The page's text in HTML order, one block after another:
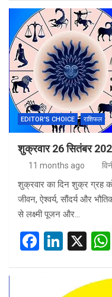
ce
b
o
o
k
ke
dI
n
EDITOR'S CHOICE राशिफल
शुक्रवार 26 सितंबर
11 months ago
शुक्रवार का दिन शुक्र ग्रह
जीवन, ऐश्वर्य, सौंदर्य और
से लक्ष्मी पूजन और…
F
Li
X